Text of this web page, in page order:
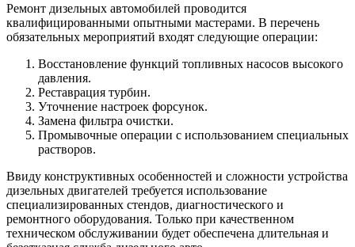
Ремонт дизельных автомобилей проводится
квалифицированными опытными мастерами. В перечень
обязательных мероприятий входят следующие операции:
Восстановление функций топливных насосов высокого
давления.
Реставрация турбин.
Уточнение настроек форсунок.
Замена фильтра очистки.
Промывочные операции с использованием специальных
растворов.
Ввиду конструктивных особенностей и сложности устройства
дизельных двигателей требуется использование
специализированных стендов, диагностического и
ремонтного оборудования. Только при качественном
техническом обслуживании будет обеспечена длительная и